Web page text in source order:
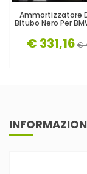
Ammortizzatore
Bitubo Nero Per
€ 331,16 €